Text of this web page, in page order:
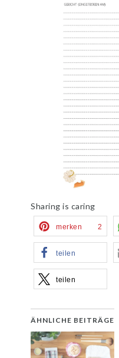
Sharing is caring
merken 2
teilen
teilen
ÄHNLICHE BEITRÄGE